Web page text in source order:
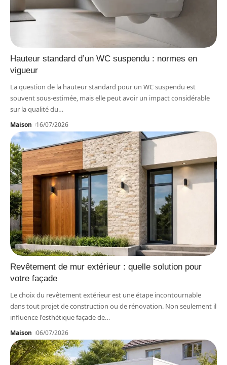
Hauteur standard d’un WC suspendu : normes en
vigueur
La question de la hauteur standard pour un WC suspendu est
souvent sous-estimée, mais elle peut avoir un impact considérable
sur la qualité du…
Maison 16/07/2026
Revêtement de mur extérieur : quelle solution pour
votre façade
Le choix du revêtement extérieur est une étape incontournable
dans tout projet de construction ou de rénovation. Non seulement il
influence l'esthétique façade de…
Maison 06/07/2026